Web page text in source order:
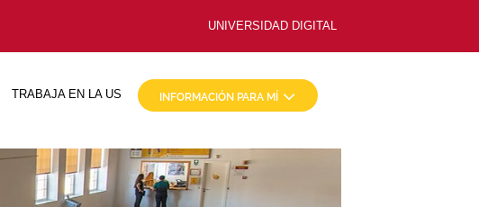
UNIVERSIDAD DIGITAL
TRABAJA EN LA US